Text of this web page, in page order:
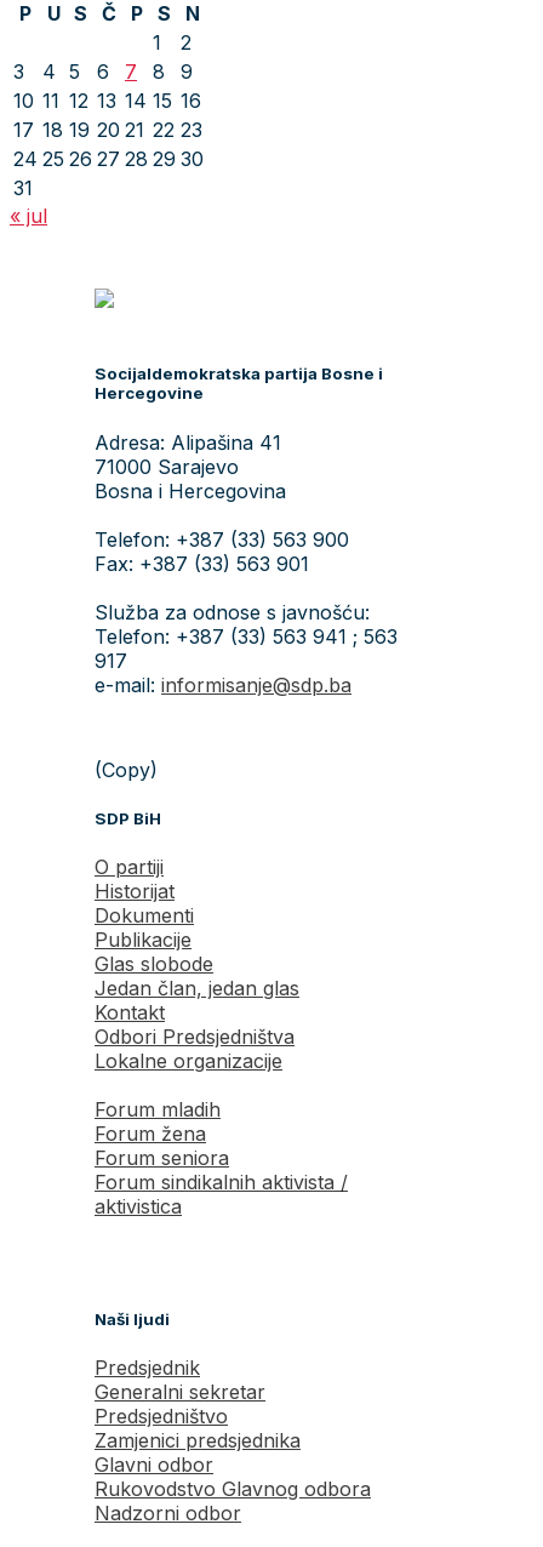
P
U S Č P S
N
1
2
3
4 5 6 7 8
9
10 11 12 13 14 15 16
17 18 19 20 21 22 23
24 25 26 27 28 29 30
31
« jul
Socijaldemokratska partija Bosne i
Hercegovine
Adresa: Alipašina 41
71000 Sarajevo
Bosna i Hercegovina
Telefon: +387 (33) 563 900
Fax: +387 (33) 563 901
Služba za odnose s javnošću:
Telefon: +387 (33) 563 941 ; 563
917
e-mail: informisanje@sdp.ba
(Copy)
SDP BiH
O partiji
Historijat
Dokumenti
Publikacije
Glas slobode
Jedan član, jedan glas
Kontakt
Odbori Predsjedništva
Lokalne organizacije
Forum mladih
Forum žena
Forum seniora
Forum sindikalnih aktivista /
aktivistica
Naši ljudi
Predsjednik
Generalni sekretar
Predsjedništvo
Zamjenici predsjednika
Glavni odbor
Rukovodstvo Glavnog odbora
Nadzorni odbor